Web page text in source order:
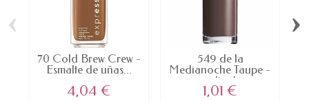
70 Cold Brew Crew -
Esmalte de uñas...
4,04 €
549 de la
Medianoche Taupe -
esmalte de...
1,01 €
‹ ›